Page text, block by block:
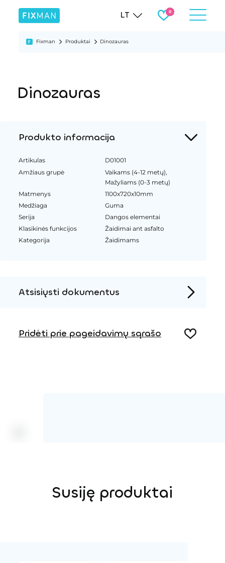
LT
Fixman Produktai Dinozauras
Dinozauras
Produkto informacija
Artikulas
D01001
Amžiaus grupė
Vaikams (4-12 metų),
Mažyliams (0-3 metų)
Matmenys
1100x720x10mm
Medžiaga
Guma
Serija
Dangos elementai
Klasikinės funkcijos
Žaidimai ant asfalto
Kategorija
Žaidimams
Atsisiųsti dokumentus
Pridėti prie pageidavimų sąrašo
Susiję produktai